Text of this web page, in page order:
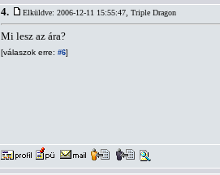
4. Elküldve: 2006-12-11 15:55:47, Triple Dragon
Mi lesz az ára?
[válaszok erre: #6]